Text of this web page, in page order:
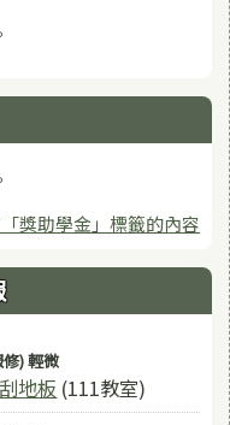
獎助學金」標籤的內容
) 輕微
地板 (111教室)